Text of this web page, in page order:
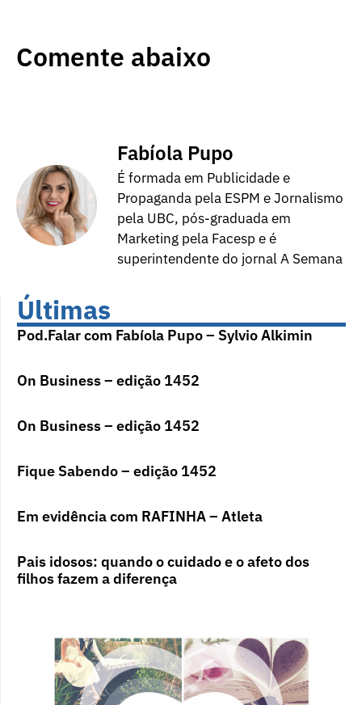
Comente abaixo
Fabíola Pupo
É formada em Publicidade e
Propaganda pela ESPM e Jornalismo
pela UBC, pós-graduada em
Marketing pela Facesp e é
superintendente do jornal A Semana
Últimas
Pod.Falar com Fabíola Pupo – Sylvio Alkimin
On Business – edição 1452
On Business – edição 1452
Fique Sabendo – edição 1452
Em evidência com RAFINHA – Atleta
Pais idosos: quando o cuidado e o afeto dos
filhos fazem a diferença